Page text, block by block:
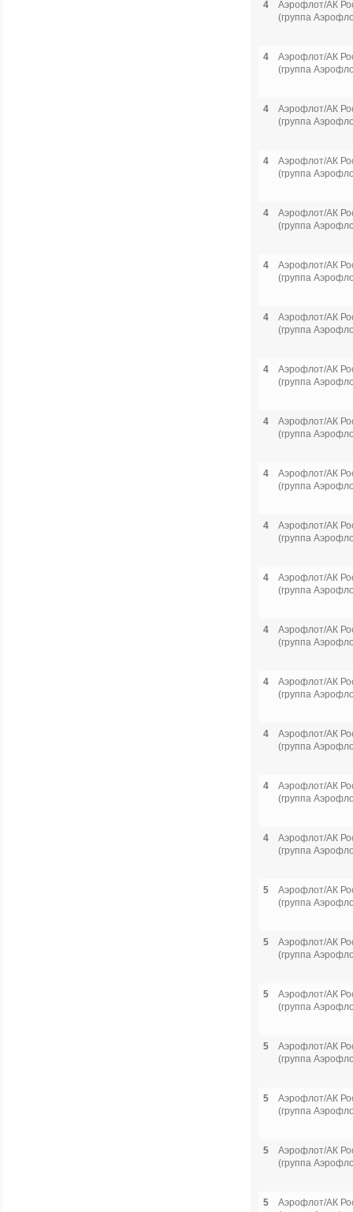
4
Аэрофлот/АК
(группа
4
Аэрофлот/АК
(группа
4
Аэрофлот/АК
(группа
4
Аэрофлот/АК
(группа
4
Аэрофлот/АК
(группа
4
Аэрофлот/АК
(группа
4
Аэрофлот/АК
(группа
4
Аэрофлот/АК
(группа
4
Аэрофлот/АК
(группа
4
Аэрофлот/АК
(группа
4
Аэрофлот/АК
(группа
4
Аэрофлот/АК
(группа
4
Аэрофлот/АК
(группа
4
Аэрофлот/АК
(группа
4
Аэрофлот/АК
(группа
4
Аэрофлот/АК
(группа
4
Аэрофлот/АК
(группа
5
Аэрофлот/АК
(группа
5
Аэрофлот/АК
(группа
5
Аэрофлот/АК
(группа
5
Аэрофлот/АК
(группа
5
Аэрофлот/АК
(группа
5
Аэрофлот/АК
(группа
5
Аэрофлот/АК